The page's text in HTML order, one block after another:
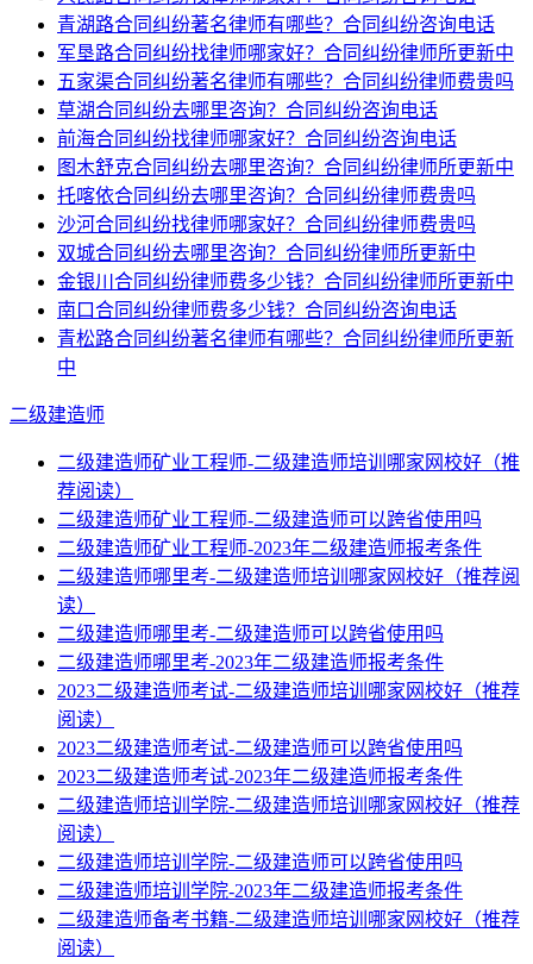
青湖路合同纠纷著名律师有哪些？合同纠纷咨询电话
军垦路合同纠纷找律师哪家好？合同纠纷律师所更新中
五家渠合同纠纷著名律师有哪些？合同纠纷律师费贵吗
草湖合同纠纷去哪里咨询？合同纠纷咨询电话
前海合同纠纷找律师哪家好？合同纠纷咨询电话
图木舒克合同纠纷去哪里咨询？合同纠纷律师所更新中
托喀依合同纠纷去哪里咨询？合同纠纷律师费贵吗
沙河合同纠纷找律师哪家好？合同纠纷律师费贵吗
双城合同纠纷去哪里咨询？合同纠纷律师所更新中
金银川合同纠纷律师费多少钱？合同纠纷律师所更新中
南口合同纠纷律师费多少钱？合同纠纷咨询电话
青松路合同纠纷著名律师有哪些？合同纠纷律师所更新
中
二级建造师
二级建造师矿业工程师-二级建造师培训哪家网校好（推
荐阅读）
二级建造师矿业工程师-二级建造师可以跨省使用吗
二级建造师矿业工程师-2023年二级建造师报考条件
二级建造师哪里考-二级建造师培训哪家网校好（推荐阅
读）
二级建造师哪里考-二级建造师可以跨省使用吗
二级建造师哪里考-2023年二级建造师报考条件
2023二级建造师考试-二级建造师培训哪家网校好（推荐
阅读）
2023二级建造师考试-二级建造师可以跨省使用吗
2023二级建造师考试-2023年二级建造师报考条件
二级建造师培训学院-二级建造师培训哪家网校好（推荐
阅读）
二级建造师培训学院-二级建造师可以跨省使用吗
二级建造师培训学院-2023年二级建造师报考条件
二级建造师备考书籍-二级建造师培训哪家网校好（推荐
阅读）